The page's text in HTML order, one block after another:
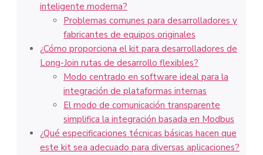
inteligente moderna?
Problemas comunes para desarrolladores y
fabricantes de equipos originales
¿Cómo proporciona el kit para desarrolladores de
Long-Join rutas de desarrollo flexibles?
Modo centrado en software ideal para la
integración de plataformas internas
El modo de comunicación transparente
simplifica la integración basada en Modbus
¿Qué especificaciones técnicas básicas hacen que
este kit sea adecuado para diversas aplicaciones?